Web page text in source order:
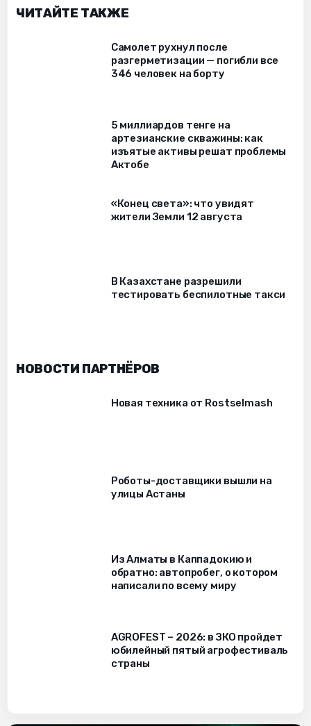
ЧИТАЙТЕ ТАКЖЕ
Самолет рухнул после
разгерметизации — погибли все
346 человек на борту
5 миллиардов тенге на
артезианские скважины: как
изъятые активы решат проблемы
Актобе
«Конец света»: что увидят
жители Земли 12 августа
В Казахстане разрешили
тестировать беспилотные такси
НОВОСТИ ПАРТНЁРОВ
Новая техника от Rostselmash
Роботы-доставщики вышли на
улицы Астаны
Из Алматы в Каппадокию и
обратно: автопробег, о котором
написали по всему миру
AGROFEST – 2026: в ЗКО пройдет
юбилейный пятый агрофестиваль
страны